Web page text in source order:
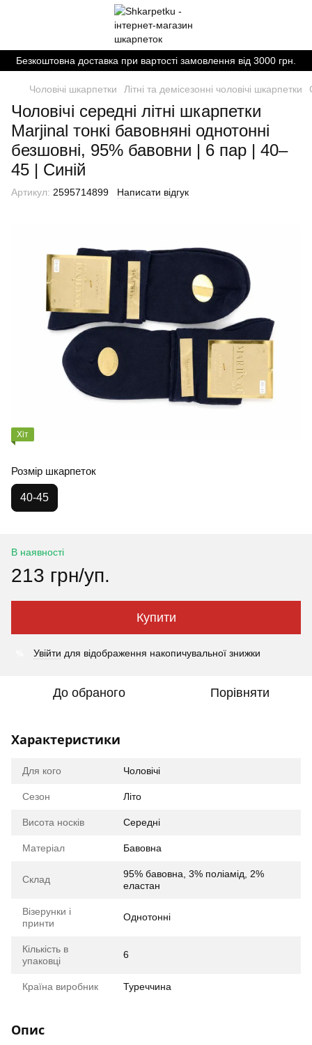
Безкоштовна доставка при вартості замовлення від 3000 грн.
Чоловічі шкарпетки Літні та демісезонні чоловічі шкарпетки
Чоловічі середні літні шкарпетки
Marjinal тонкі бавовняні однотонні
безшовні, 95% бавовни | 6 пар | 40–
45 | Cиній
Артикул: 2595714899 Написати відгук
Хіт
Розмір шкарпеток
40-45
В наявності
213 грн/уп.
Купити
Увійти для відображення накопичувальної знижки
До обраного Порівняти
Характеристики
Для кого Чоловічі
Сезон Літо
Висота носків Середні
Матеріал Бавовна
Склад
95% бавовна, 3% поліамід, 2%
еластан
Візерунки і
принти
Однотонні
Кількість в
упаковці
6
Країна виробник Туреччина
Опис